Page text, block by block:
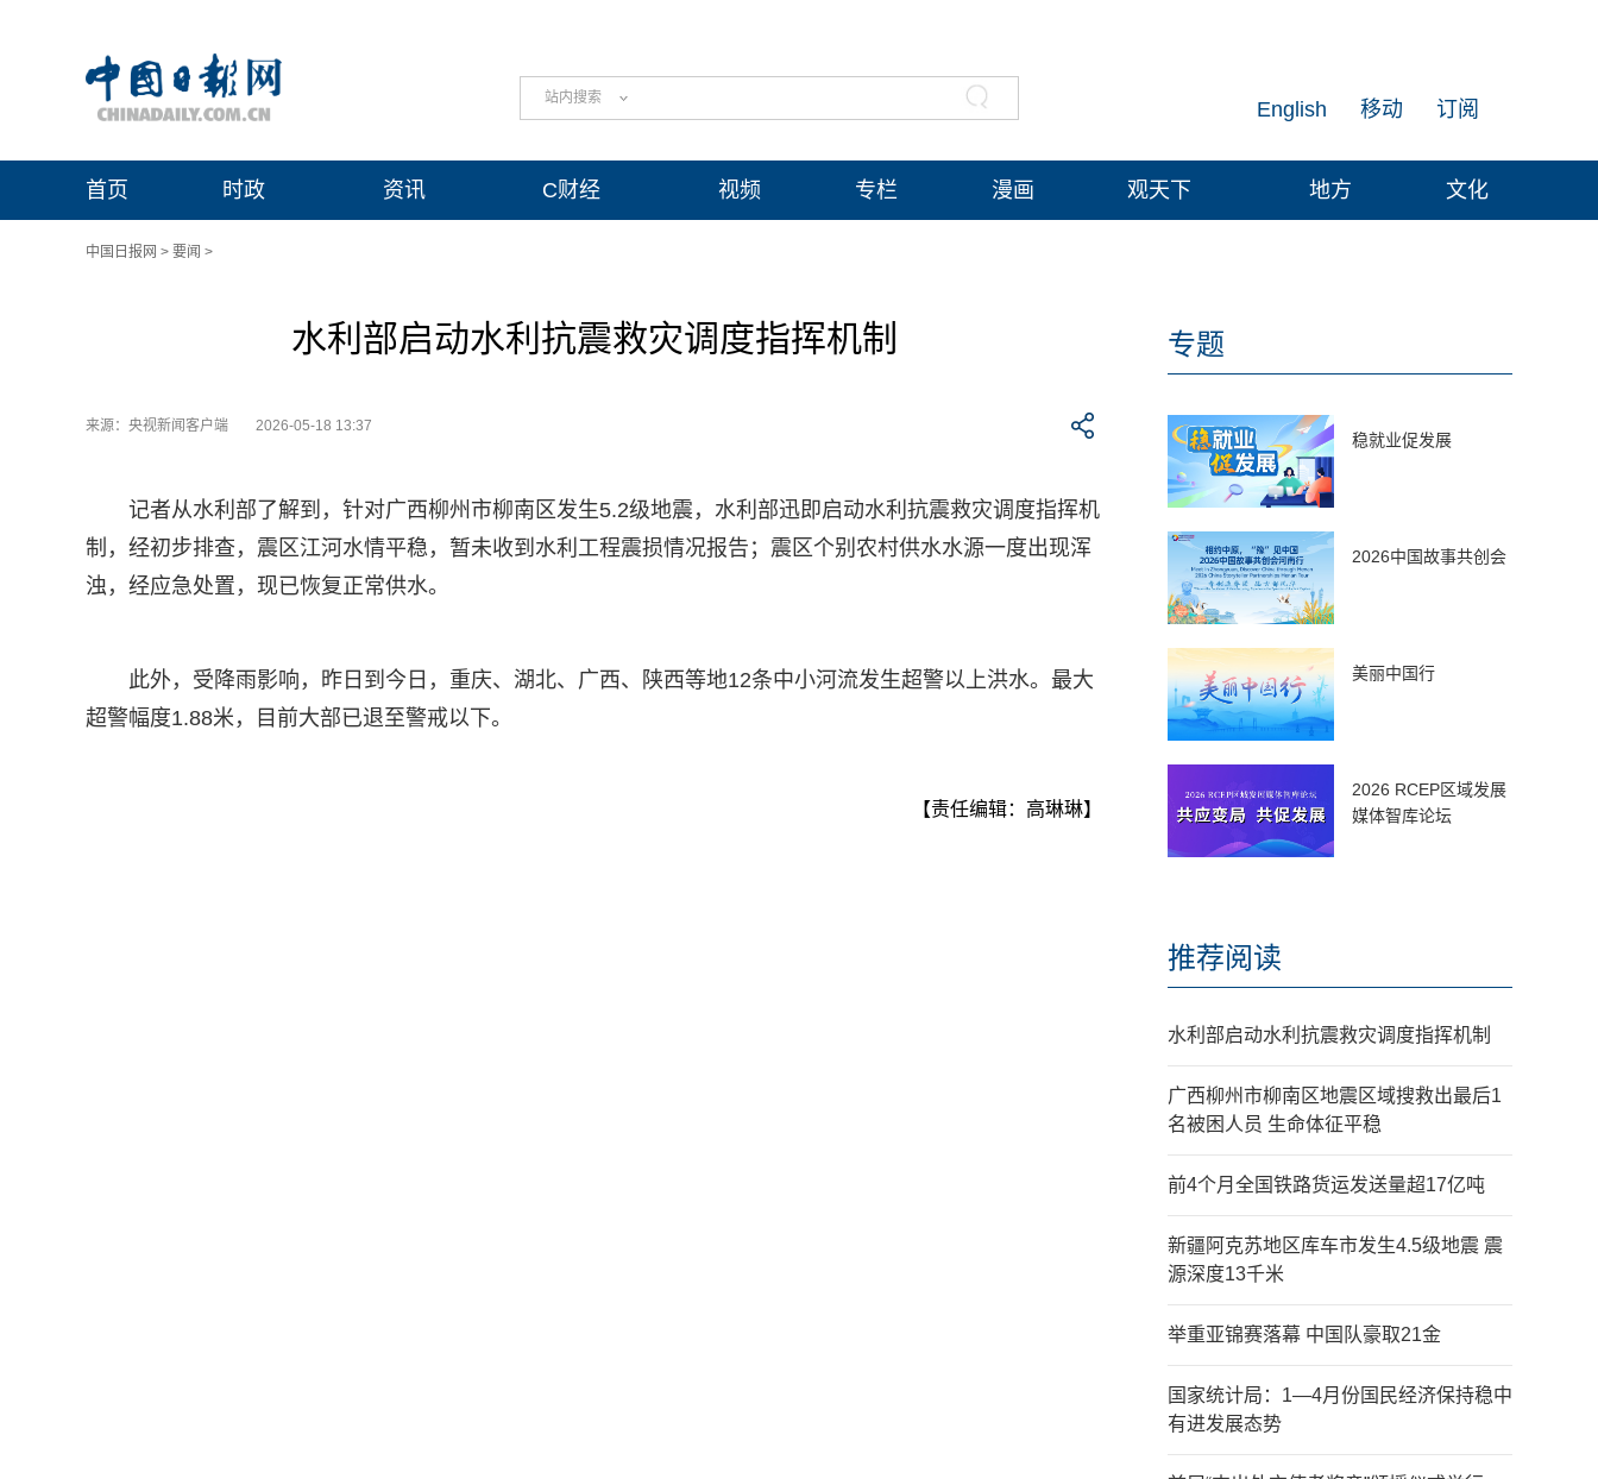
站内搜索 订阅
移动
English
首页 时政 资讯 C财经 视频 专栏 漫画 观天下 地方 文化
中国日报网 > 要闻 >
水利部启动水利抗震救灾调度指挥机制
来源：央视新闻客户端 2026-05-18 13:37
记者从水利部了解到，针对广西柳州市柳南区发生5.2级地震，水利部迅即启动水利抗震救灾调度指挥机
制，经初步排查，震区江河水情平稳，暂未收到水利工程震损情况报告；震区个别农村供水水源一度出现浑
浊，经应急处置，现已恢复正常供水。
此外，受降雨影响，昨日到今日，重庆、湖北、广西、陕西等地12条中小河流发生超警以上洪水。最大
超警幅度1.88米，目前大部已退至警戒以下。
【责任编辑：高琳琳】
专题
稳就业促发展
2026中国故事共创会
美丽中国行
2026 RCEP区域发展
媒体智库论坛
推荐阅读
水利部启动水利抗震救灾调度指挥机制
广西柳州市柳南区地震区域搜救出最后1
名被困人员 生命体征平稳
前4个月全国铁路货运发送量超17亿吨
新疆阿克苏地区库车市发生4.5级地震 震
源深度13千米
举重亚锦赛落幕 中国队豪取21金
国家统计局：1—4月份国民经济保持稳中
有进发展态势